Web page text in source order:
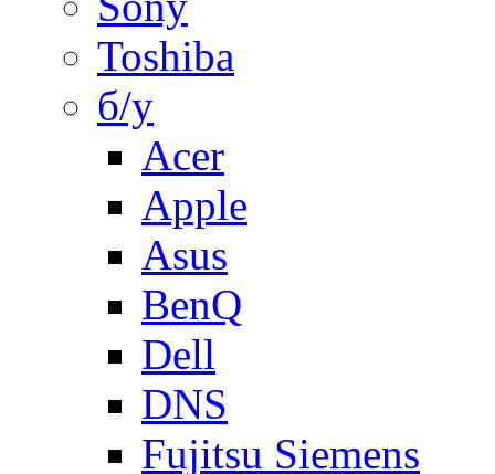
Toshiba
б/у
Acer
Apple
Asus
BenQ
Dell
DNS
Fujitsu Siemens